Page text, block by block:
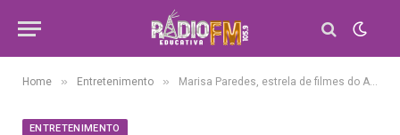
Home » Entretenimento » Marisa Paredes, estrela de filmes do Almodóvar, morre aos 78 anos
ENTRETENIMENTO